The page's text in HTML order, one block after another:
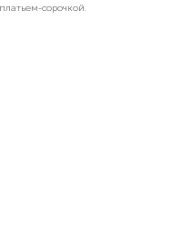
сорочкой.